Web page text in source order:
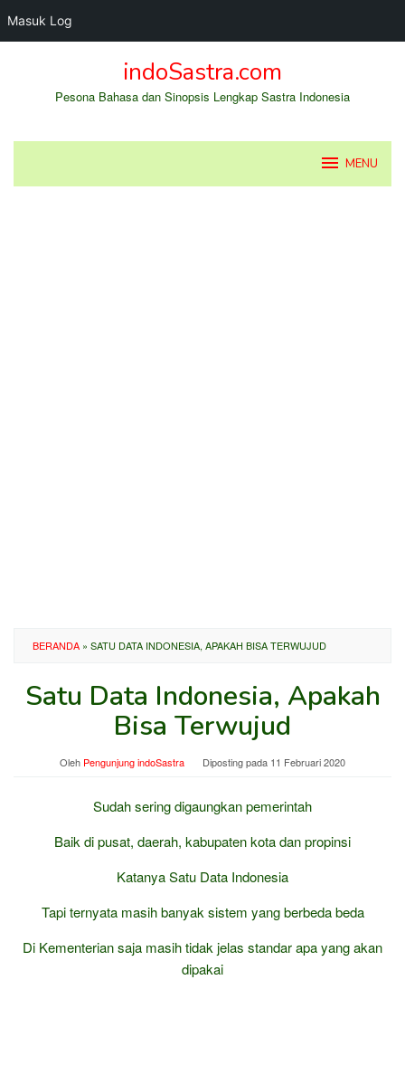
Masuk Log
indoSastra.com
Pesona Bahasa dan Sinopsis Lengkap Sastra Indonesia
MENU
BERANDA » SATU DATA INDONESIA, APAKAH BISA TERWUJUD
Satu Data Indonesia, Apakah
Bisa Terwujud
Oleh Pengunjung indoSastra Diposting pada 11 Februari 2020
Sudah sering digaungkan pemerintah
Baik di pusat, daerah, kabupaten kota dan propinsi
Katanya Satu Data Indonesia
Tapi ternyata masih banyak sistem yang berbeda beda
Di Kementerian saja masih tidak jelas standar apa yang akan
dipakai